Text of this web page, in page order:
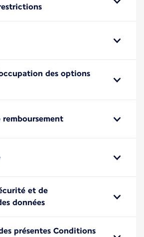
des options
et de
données
présentes Conditions